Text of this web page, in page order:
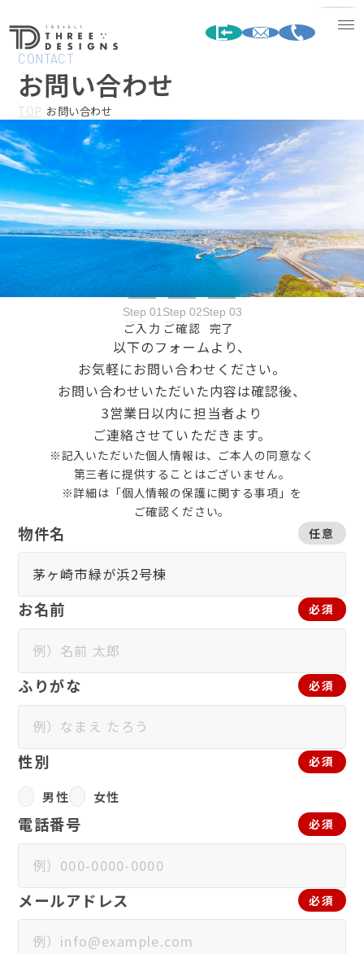
CONTACT
お問い合わせ
TOP お問い合わせ
Step 01
ご入力
Step 02
ご確認
Step 03
完了
以下のフォームより、
お気軽にお問い合わせください。
お問い合わせいただいた内容は確認後、
3営業日以内に担当者より
ご連絡させていただきます。
※記入いただいた個人情報は、ご本人の同意なく
第三者に提供することはございません。
※詳細は「個人情報の保護に関する事項」を
ご確認ください。
任意
物件名
必須
お名前
必須
ふりがな
必須
性別
男性 女性
必須
電話番号
必須
メールアドレス